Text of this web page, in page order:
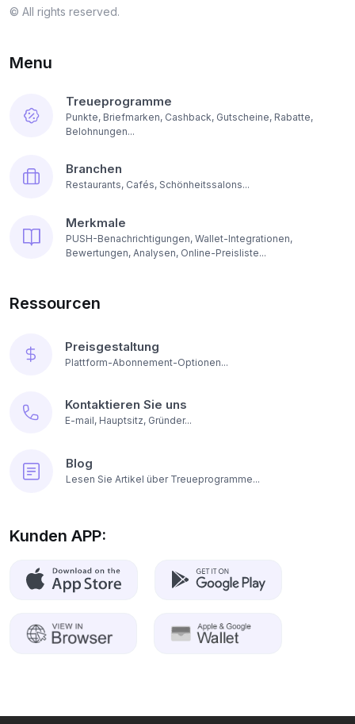
© All rights reserved.
Menu
Treueprogramme
Punkte, Briefmarken, Cashback, Gutscheine, Rabatte,
Belohnungen...
Branchen
Restaurants, Cafés, Schönheitssalons...
Merkmale
PUSH-Benachrichtigungen, Wallet-Integrationen,
Bewertungen, Analysen, Online-Preisliste...
Ressourcen
Preisgestaltung
Plattform-Abonnement-Optionen...
Kontaktieren Sie uns
E-mail, Hauptsitz, Gründer...
Blog
Lesen Sie Artikel über Treueprogramme...
Kunden APP: